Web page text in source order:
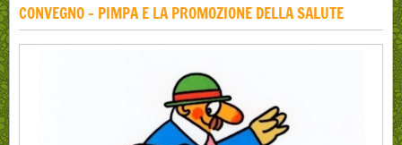
CONVEGNO - PIMPA E LA PROMOZIONE DELLA SALUTE